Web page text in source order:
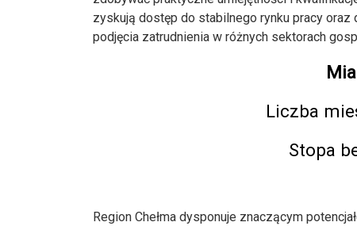
zyskują dostęp do stabilnego rynku pracy
podjęcia zatrudnienia w różnych sektorach
Liczba
Stopa
Region Chełma dysponuje znaczącym